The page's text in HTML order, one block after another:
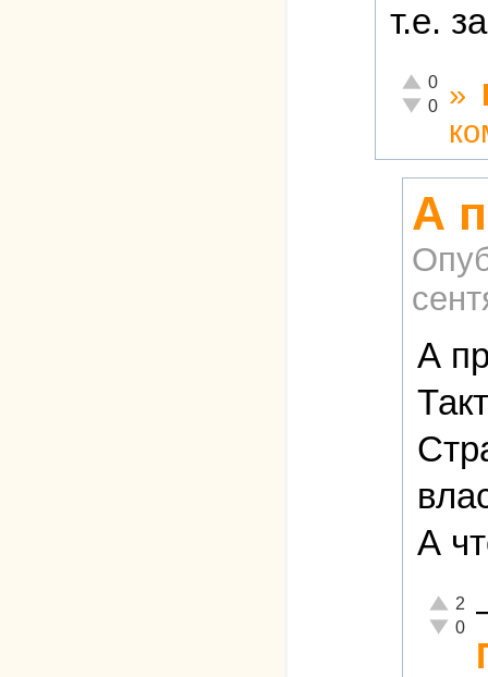
т.е.
Отлично!
0
0 »
А
А
А
2
0